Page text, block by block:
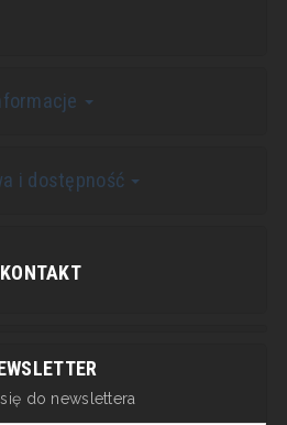
i dostępność
KONTAKT
do newslettera